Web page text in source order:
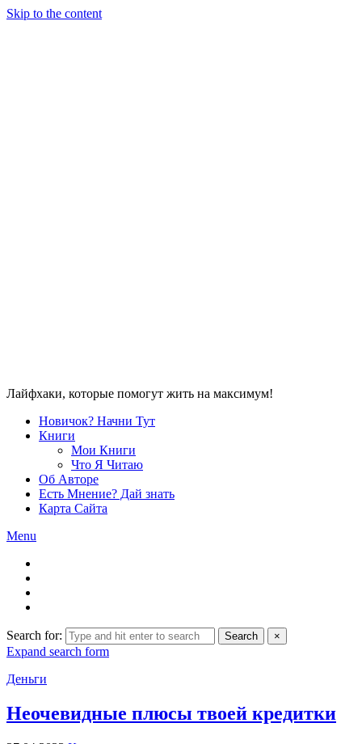
Skip to the content
Лайфхаки, которые помогут жить на максимум!
Новичок? Начни Тут
Книги
Мои Книги
Что Я Читаю
Об Авторе
Есть Мнение? Дай знать
Карта Сайта
Menu
Search for: Search ×
Expand search form
Деньги
Неочевидные плюсы твоей кредитки